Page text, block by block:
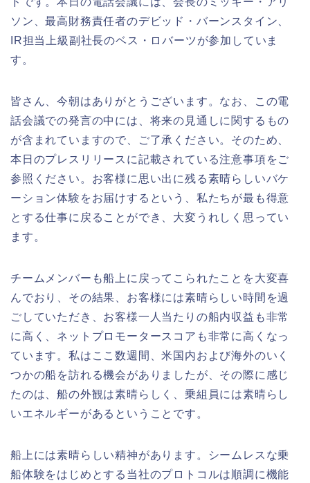
ソン、最高財務責任者のデビッド・バーンスタイン、
IR担当上級副社長のベス・ロバーツが参加していま
す。
皆さん、今朝はありがとうございます。なお、この電
話会議での発言の中には、将来の見通しに関するもの
が含まれていますので、ご了承ください。そのため、
本日のプレスリリースに記載されている注意事項をご
参照ください。お客様に思い出に残る素晴らしいバケ
ーション体験をお届けするという、私たちが最も得意
とする仕事に戻ることができ、大変うれしく思ってい
ます。
チームメンバーも船上に戻ってこられたことを大変喜
んでおり、その結果、お客様には素晴らしい時間を過
ごしていただき、お客様一人当たりの船内収益も非常
に高く、ネットプロモータースコアも非常に高くなっ
ています。私はここ数週間、米国内および海外のいく
つかの船を訪れる機会がありましたが、その際に感じ
たのは、船の外観は素晴らしく、乗組員には素晴らし
いエネルギーがあるということです。
船上には素晴らしい精神があります。シームレスな乗
船体験をはじめとする当社のプロトコルは順調に機能